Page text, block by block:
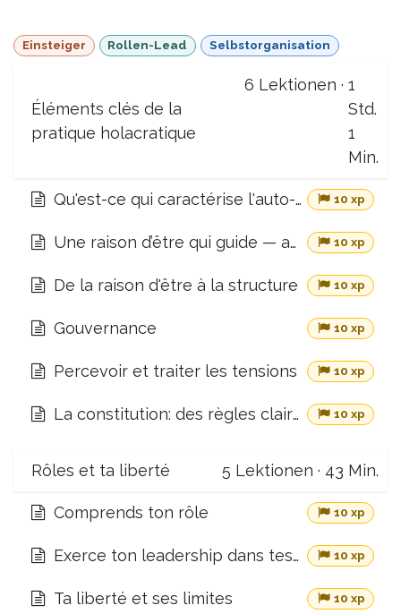
Einsteiger Rollen-Lead Selbstorganisation
Éléments clés de la
pratique holacratique
6 Lektionen · 1
Std.
1
Min.
Qu'est-ce qui caractérise l'auto-organisation holacratique? 10 xp
Une raison d’être qui guide — au-delà de l’inspiration 10 xp
De la raison d'être à la structure 10 xp
Gouvernance 10 xp
Percevoir et traiter les tensions 10 xp
La constitution: des règles claires pour une bonne coopération 10 xp
Rôles et ta liberté 5 Lektionen · 43 Min.
Comprends ton rôle 10 xp
Exerce ton leadership dans tes rôles 10 xp
Ta liberté et ses limites 10 xp